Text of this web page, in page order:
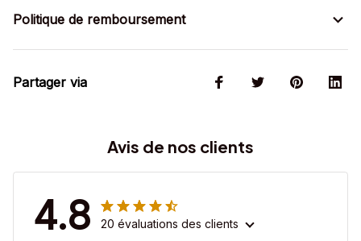
Politique de remboursement
Partager via
Avis de nos clients
4.8 20 évaluations des clients